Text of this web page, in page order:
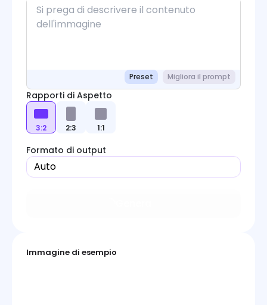
Preset Migliora il prompt
Rapporti di Aspetto
3:2 2:3 1:1
Formato di output
Auto
Immagine di esempio